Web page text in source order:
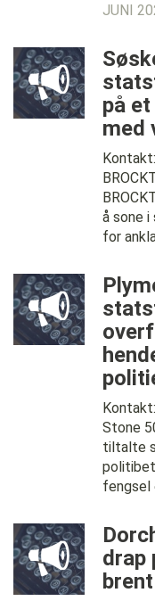
JUNI
på
med
å sone
for
Stone
tiltalte
fengsel
drap
brent